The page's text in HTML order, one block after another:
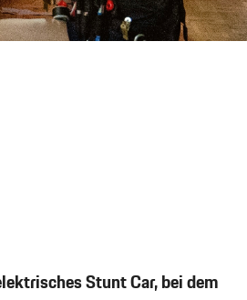
Stunt Car, bei dem